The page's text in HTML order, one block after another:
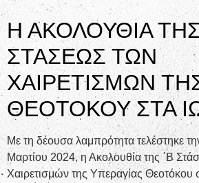
Η ΑΚΟΛΟΥΘΙΑ
ΣΤΑΣΕΩΣ ΤΩΝ
ΧΑΙΡΕΤΙΣΜΩΝ
ΘΕΟΤΟΚΟΥ ΣΤΑ
Με τη δέουσα λαμπρότητα τελέστηκε
Μαρτίου 2024, η Ακολουθία της ΄Β
Χαιρετισμών της Υπεραγίας Θεοτόκου